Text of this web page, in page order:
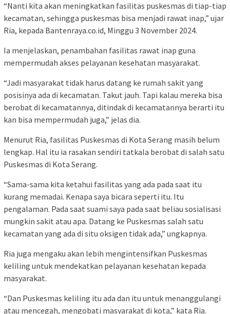
“Nanti kita akan meningkatkan fasilitas puskesmas di tiap-tiap
kecamatan, sehingga puskesmas bisa menjadi rawat inap,” ujar
Ria, kepada Bantenraya.co.id, Minggu 3 November 2024.
Ia menjelaskan, penambahan fasilitas rawat inap guna
mempermudah akses pelayanan kesehatan masyarakat.
“Jadi masyarakat tidak harus datang ke rumah sakit yang
posisinya ada di kecamatan. Takut jauh. Tapi kalau mereka bisa
berobat di kecamatannya, ditindak di kecamatannya berarti itu
kan bisa mempermudah juga,” jelas dia.
Menurut Ria, fasilitas Puskesmas di Kota Serang masih belum
lengkap. Hal itu ia rasakan sendiri tatkala berobat di salah satu
Puskesmas di Kota Serang.
“Sama-sama kita ketahui fasilitas yang ada pada saat itu
kurang memadai. Kenapa saya bicara seperti itu. Itu
pengalaman. Pada saat suami saya pada saat beliau sosialisasi
mungkin sakit atau apa. Datang ke Puskesmas salah satu
kecamatan yang ada di situ oksigen tidak ada,” ungkapnya.
Ria juga mengaku akan lebih mengintensifkan Puskesmas
keliling untuk mendekatkan pelayanan kesehatan kepada
masyarakat.
“Dan Puskesmas keliling itu ada dan itu untuk menanggulangi
atau mencegah, mengobati masyarakat di kota,” kata Ria.